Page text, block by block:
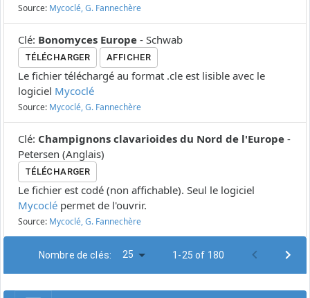
Source: Mycoclé, G. Fannechère
Clé: Bonomyces Europe - Schwab
TÉLÉCHARGER AFFICHER
Le fichier téléchargé au format .cle est lisible avec le
logiciel Mycoclé
Source: Mycoclé, G. Fannechère
Clé: Champignons clavarioides du Nord de l'Europe -
Petersen (Anglais)
TÉLÉCHARGER
Le fichier est codé (non affichable). Seul le logiciel
Mycoclé permet de l'ouvrir.
Source: Mycoclé, G. Fannechère
Nombre de clés: 25 1-25 of 180